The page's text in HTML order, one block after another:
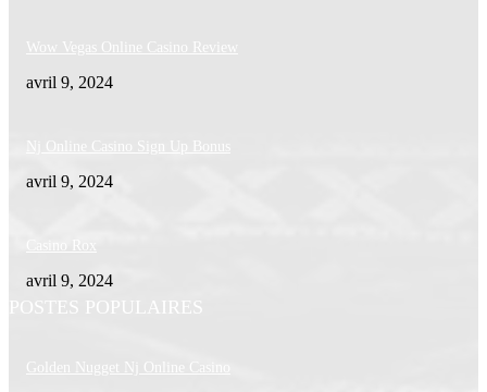
Wow Vegas Online Casino Review
avril 9, 2024
Nj Online Casino Sign Up Bonus
avril 9, 2024
Casino Rox
avril 9, 2024
POSTES POPULAIRES
Golden Nugget Nj Online Casino